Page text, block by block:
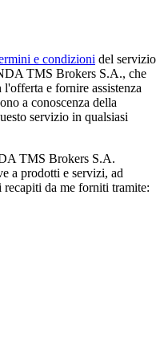
e condizioni del servizio
TMS Brokers S.A., che
e fornire assistenza
a conoscenza della
servizio in qualsiasi
TMS Brokers S.A.
a prodotti e servizi, ad
da me forniti tramite: